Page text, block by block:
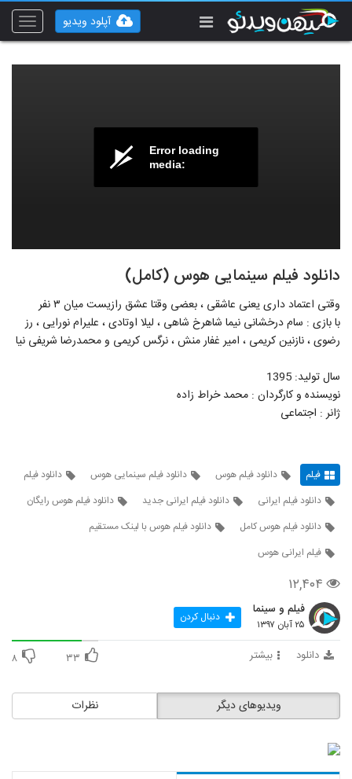
Toggle
آپلود ویدیو
Error loading
media:
دانلود فیلم سینمایی هوس (کامل)
وقتی اعتماد داری یعنی عاشقی ، بعضی وقتا عشق رازیست میان ۳ نفر
با بازی : سام درخشانی نیما شاهرخ شاهی ، لیلا اوتادی ، علیرام نورایی ، رز
رضوی ، نازنین کریمی ، امیر غفار منش ، نرگس کریمی و محمدرضا شریفی نیا
سال تولید: 1395
نویسنده و کارگردان : محمد خراط زاده
ژانر : اجتماعی
فیلم دانلود فیلم هوس دانلود فیلم سینمایی هوس
دانلود فیلم
دانلود فیلم ایرانی
دانلود فیلم ایرانی جدید
دانلود فیلم هوس رایگان
دانلود فیلم هوس کامل
دانلود فیلم هوس با لینک مستقیم
فیلم ایرانی هوس
۱۲,۴۰۴
فیلم و سینما
۲۵ آبان ۱۳۹۷ دنبال کردن
دانلود بیشتر ۳۳ ۸
نظرات ویدیوهای دیگر